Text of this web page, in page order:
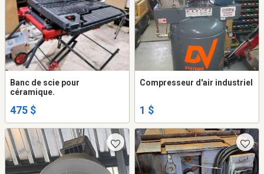
Banc de scie pour
céramique.
475 $
Compresseur d'air industriel
1 $